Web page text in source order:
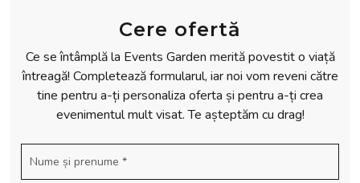
Cere ofertă
Ce se întâmplă la Events Garden merită povestit o viață
întreagă! Completează formularul, iar noi vom reveni către
tine pentru a-ți personaliza oferta și pentru a-ți crea
evenimentul mult visat. Te așteptăm cu drag!